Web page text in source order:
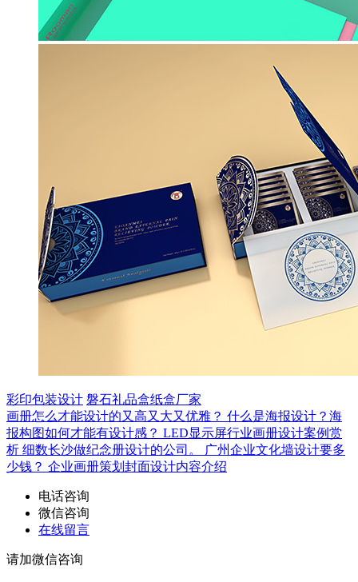
彩印包装设计 磐石礼品盒纸盒厂家
画册怎么才能设计的又高又大又优雅？ 什么是海报设计？海
报构图如何才能有设计感？ LED显示屏行业画册设计案例赏
析 细数长沙做纪念册设计的公司。
广州企业文化墙设计要多
少钱？ 企业画册策划封面设计内容介绍
电话咨询
微信咨询
在线留言
请加微信咨询